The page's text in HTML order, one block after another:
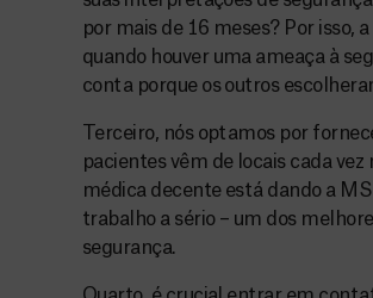
por mais de 16 meses? Por isso,
quando houver uma ameaça à
conta porque os outros
Terceiro, nós optamos por
pacientes vêm de locais cada
médica decente está dando a
trabalho a sério – um dos
segurança.